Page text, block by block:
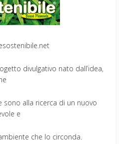
divulgativo nato dall’idea,
alla ricerca di un nuovo
e
che lo circonda.